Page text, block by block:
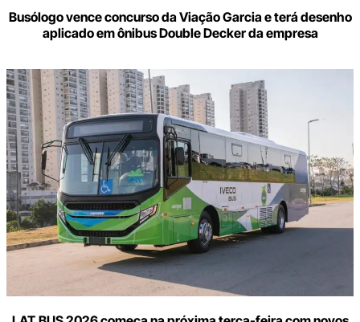
Busólogo vence concurso da Viação Garcia e terá desenho
aplicado em ônibus Double Decker da empresa